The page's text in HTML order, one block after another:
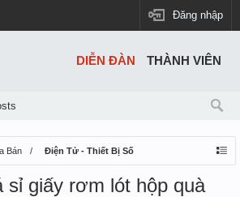
Đăng nhập
Bán Điện Tử - Thiết Bị Số
sỉ giấy rơm lót hộp quà
DIỄN ĐÀN THÀNH VIÊN